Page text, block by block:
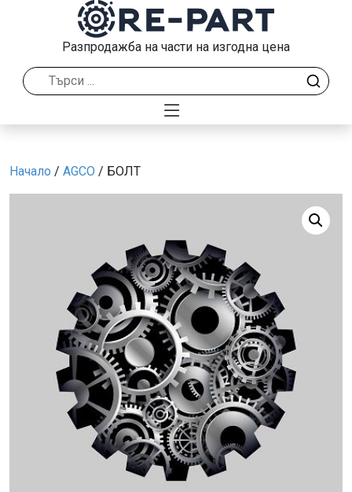
Разпродажба на части на изгодна цена
Начало / AGCO / БОЛТ